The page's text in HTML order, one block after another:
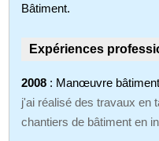
Bâtiment.
Expériences
2008 : Manœuvre bâtiment
j'ai réalisé des travaux en
chantiers de bâtiment en